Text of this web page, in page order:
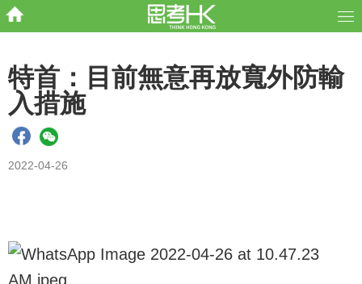
特首：目前無意再放寬外防輸
入措施
2022-04-26